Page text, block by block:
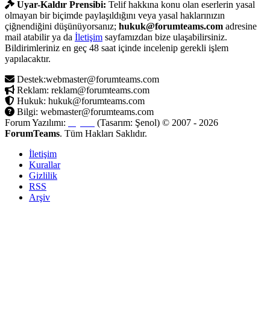
Uyar-Kaldır Prensibi: Telif hakkına konu olan eserlerin yasal
olmayan bir biçimde paylaşıldığını veya yasal haklarınızın
çiğnendiğini düşünüyorsanız; hukuk@forumteams.com adresine
mail atabilir ya da İletişim sayfamızdan bize ulaşabilirsiniz.
Bildirimleriniz en geç 48 saat içinde incelenip gerekli işlem
yapılacaktır.
Destek:webmaster@forumteams.com
Reklam: reklam@forumteams.com
Hukuk: hukuk@forumteams.com
Bilgi: webmaster@forumteams.com
Forum Yazılımı:
(Tasarım: Şenol) © 2007 - 2026
ForumTeams. Tüm Hakları Saklıdır.
İletişim
Kurallar
Gizlilik
RSS
Arşiv